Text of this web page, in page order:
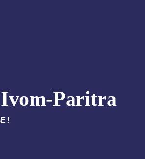
Ivom-Paritra
!